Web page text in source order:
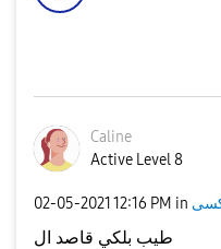
Caline
Active Level 8
‎02-05-2021 12:16 PM in
طيب بلكي قاصد ال